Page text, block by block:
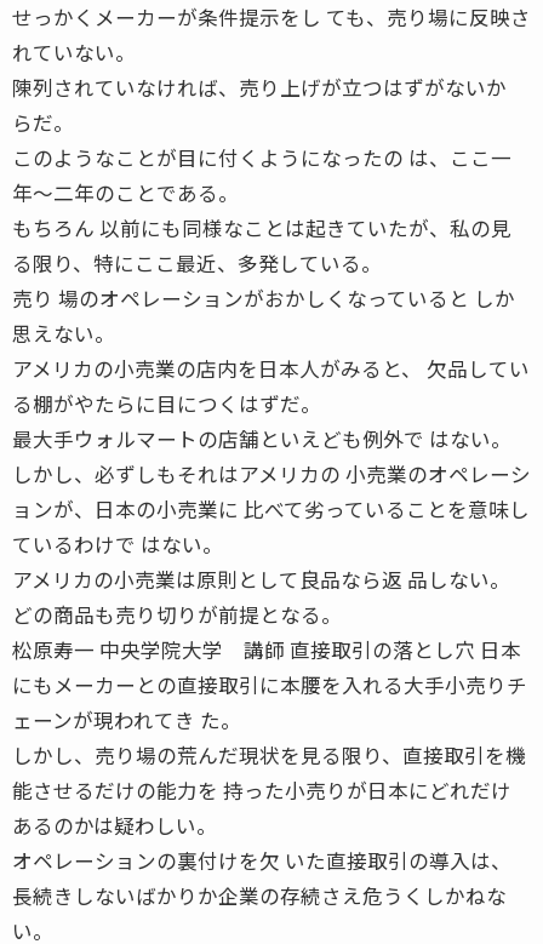
せっかくメーカーが条件提示をし ても、売り場に反映さ
れていない。
陳列されていなければ、売り上げが立つはずがないか
らだ。
このようなことが目に付くようになったの は、ここ一
年〜二年のことである。
もちろん 以前にも同様なことは起きていたが、私の見
る限り、特にここ最近、多発している。
売り 場のオペレーションがおかしくなっていると しか
思えない。
アメリカの小売業の店内を日本人がみると、 欠品してい
る棚がやたらに目につくはずだ。
最大手ウォルマートの店舗といえども例外で はない。
しかし、必ずしもそれはアメリカの 小売業のオペレーシ
ョンが、日本の小売業に 比べて劣っていることを意味し
ているわけで はない。
アメリカの小売業は原則として良品なら返 品しない。
どの商品も売り切りが前提となる。
松原寿一 中央学院大学 講師 直接取引の落とし穴 日本
にもメーカーとの直接取引に本腰を入れる大手小売りチ
ェーンが現われてき た。
しかし、売り場の荒んだ現状を見る限り、直接取引を機
能させるだけの能力を 持った小売りが日本にどれだけ
あるのかは疑わしい。
オペレーションの裏付けを欠 いた直接取引の導入は、
長続きしないばかりか企業の存続さえ危うくしかねな
い。